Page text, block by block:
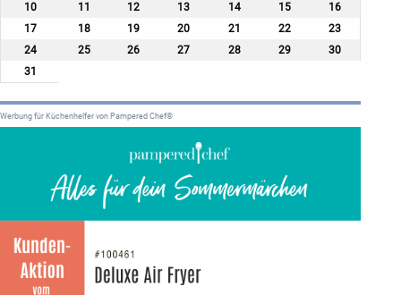
10
11 12 13 14 15
16
17
18 19 20 21 22
23
24
25 26 27 28 29
30
31
Werbung für Küchenhelfer von Pampered Chef®